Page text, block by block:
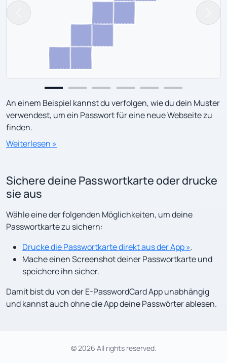
Vorherige Folie
An einem Beispiel kannst du verfolgen, wie du dein Muster
verwendest, um ein Passwort für eine neue Webseite zu
finden.
Weiterlesen »
Sichere deine Passwortkarte oder drucke
sie aus
Wähle eine der folgenden Möglichkeiten, um deine
Passwortkarte zu sichern:
Drucke die Passwortkarte direkt aus der App ».
Mache einen Screenshot deiner Passwortkarte und
speichere ihn sicher.
Damit bist du von der E-PasswordCard App unabhängig
und kannst auch ohne die App deine Passwörter ablesen.
© 2026 All rights reserved.